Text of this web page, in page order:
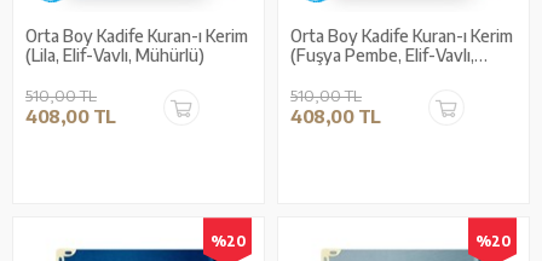
Orta Boy Kadife Kuran-ı Kerim
(Lila, Elif-Vavlı, Mühürlü)
510,00 TL
408,00 TL
Orta Boy Kadife Kuran-ı Kerim
(Fuşya Pembe, Elif-Vavlı,
510,00 TL
408,00 TL
%20 %20